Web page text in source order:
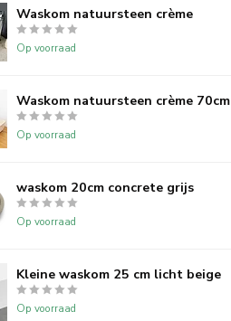
Waskom natuursteen crème
Op voorraad
Waskom natuursteen crème 70cm
Op voorraad
waskom 20cm concrete grijs
Op voorraad
Kleine waskom 25 cm licht beige
Op voorraad